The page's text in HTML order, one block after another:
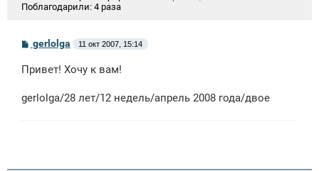
Поблагодарили: 4 раза
С
о
б
н
gerlolga 11 окт 2007, 15:14
Привет! Хочу к вам!
gerlolga/28 лет/12 недель/апрель 2008 года/двое